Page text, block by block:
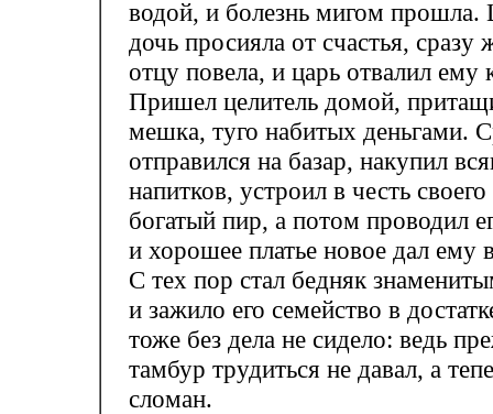
водой, и болезнь мигом прошла.
дочь просияла от счастья, сразу
отцу повела, и царь отвалил ему
Пришел целитель домой,
мешка, туго набитых деньгами.
отправился на базар, накупил
напитков, устроил в честь
богатый пир, а потом проводил
и хорошее платье новое дал ему
С тех пор стал бедняк
и зажило его семейство в
тоже без дела не сидело: ведь
тамбур трудиться не давал, а
сломан.